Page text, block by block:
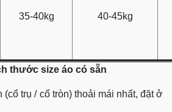
35-40kg 40-45kg
thước size áo có sẵn
(cổ trụ / cổ tròn) thoải mái nhất, đặt ở